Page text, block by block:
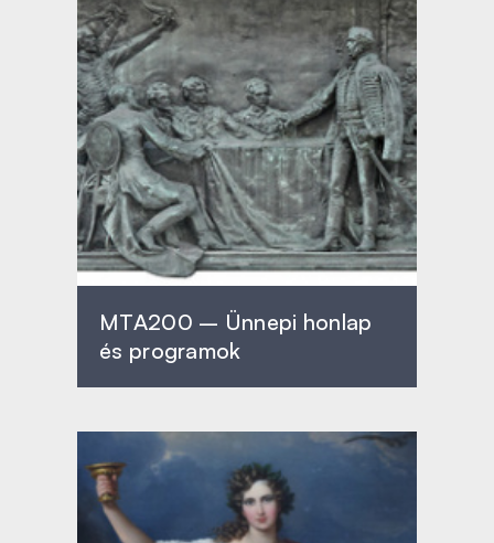
MTA200 – Ünnepi honlap
és programok